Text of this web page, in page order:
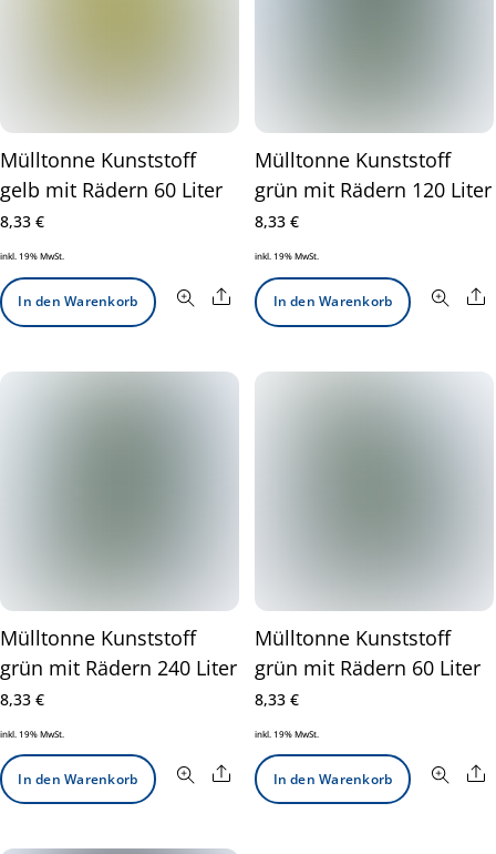
Mülltonne Kunststoff
gelb mit Rädern 60 Liter
8,33 €
inkl. 19% MwSt.
In den Warenkorb Share
Mülltonne Kunststoff
grün mit Rädern 120 Liter
8,33€
inkl. 19% MwSt.
In den Warenkorb
Mülltonne Kunststoff
grün mit Rädern 240 Liter
8,33 €
inkl. 19% MwSt.
In den Warenkorb Share
Mülltonne Kunststoff
grün mit Rädern 60 Liter
8,33€
inkl. 19% MwSt.
In den Warenkorb